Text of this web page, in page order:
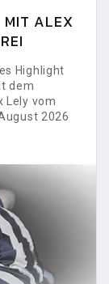
MIT ALEX
Highlight
dem
Lely vom
2026